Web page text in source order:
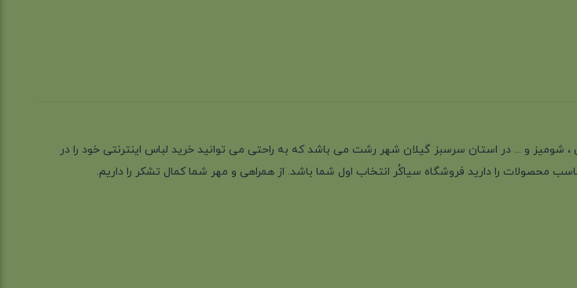
انواع لباس شامل پیراهن نخی ، شومیز و ... در استان سرسبز گیلان شهر رشت می باشد که به راحتی می توانید خرید لباس اینترنتی خود را در
محصولات را دارید فروشگاه سیاکُر انتخاب اول شما باشد. از همراهی و مهر شما کمال تشکر را داریم.